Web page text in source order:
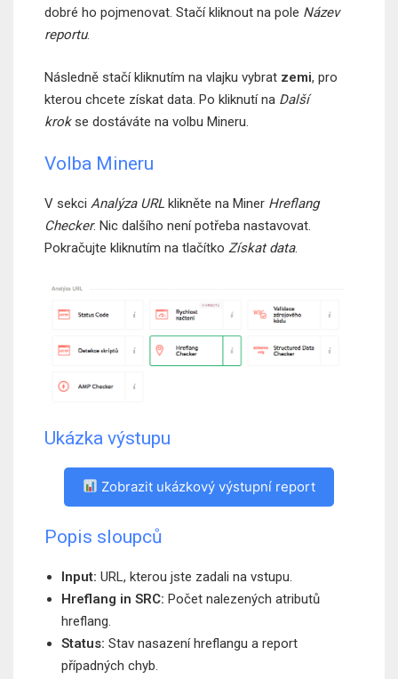
dobré ho pojmenovat. Stačí kliknout na pole Název
reportu.
Následně stačí kliknutím na vlajku vybrat zemi, pro
kterou chcete získat data. Po kliknutí na Další
krokse dostáváte na volbu Mineru.
Volba Mineru
V sekci Analýza URL klikněte na Miner Hreflang
Checker. Nic dalšího není potřeba nastavovat.
Pokračujte kliknutím na tlačítko Získat data.
Ukázka výstupu
Zobrazit ukázkový výstupní report
Popis sloupců
Input: URL, kterou jste zadali na vstupu.
Hreflang in SRC: Počet nalezených atributů
hreflang.
Status: Stav nasazení hreflangu a report
případných chyb.